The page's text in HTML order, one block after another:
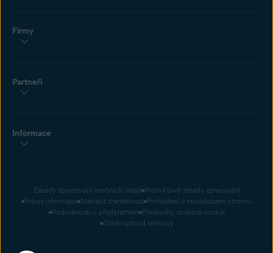
Firmy
Partneři
Informace
Zásady zpracování osobních údajů Produktové zásady zpracování
Právní informace Nahlásit zranitelnost Prohlášení o novodobém otroctví
Podrobnosti o předplatném Předvolby souborů cookie
Odstoupit od smlouvy